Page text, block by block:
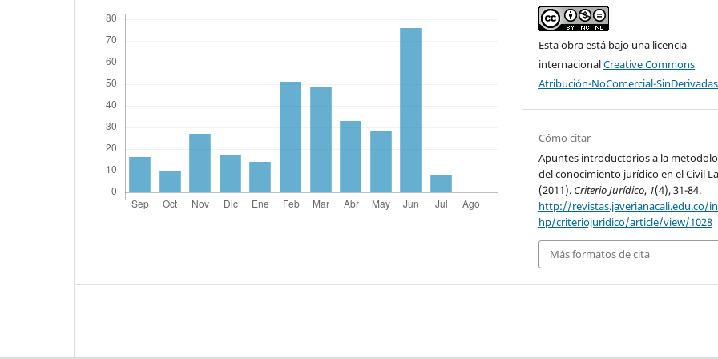
Esta obra está bajo una licencia
internacionalCreative Commons
Atribución-NoComercial-
Cómo citar
Apuntes introductorios a la
del conocimiento jurídico en el Civil
(2011). Criterio Jurídico, 1(4), 31-84.
http://revistas.javerianacali.edu.co/
hp/criteriojuridico/article/view/1028
Más formatos de cita